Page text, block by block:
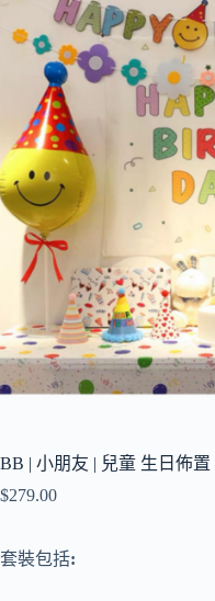
BB | 小朋友 | 兒童 生日佈置
$279.00
套裝包括: